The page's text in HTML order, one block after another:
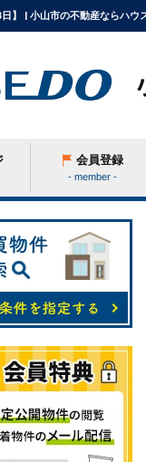
】 | 小山市の不動産ならハウ
会員登録
- member -
条件から探す
学区から探す
町名から探す